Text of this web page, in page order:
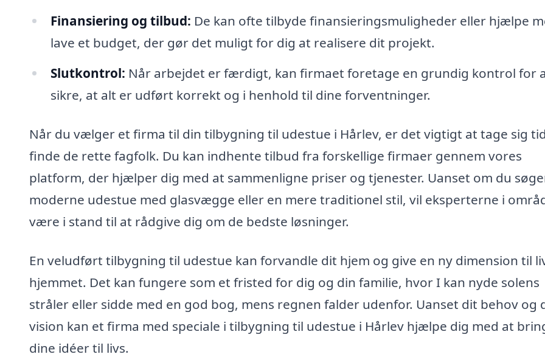
Finansiering og tilbud: De kan ofte tilbyde finansieringsmuligheder eller hjælpe
lave et budget, der gør det muligt for dig at realisere dit projekt.
Slutkontrol: Når arbejdet er færdigt, kan firmaet foretage en grundig kontrol for
sikre, at alt er udført korrekt og i henhold til dine forventninger.
Når du vælger et firma til din tilbygning til udestue i Hårlev, er det vigtigt at tage sig
finde de rette fagfolk. Du kan indhente tilbud fra forskellige firmaer gennem vores
platform, der hjælper dig med at sammenligne priser og tjenester. Uanset om du
moderne udestue med glasvægge eller en mere traditionel stil, vil eksperterne i
være i stand til at rådgive dig om de bedste løsninger.
En veludført tilbygning til udestue kan forvandle dit hjem og give en ny dimension til
hjemmet. Det kan fungere som et fristed for dig og din familie, hvor I kan nyde solens
stråler eller sidde med en god bog, mens regnen falder udenfor. Uanset dit behov og
vision kan et firma med speciale i tilbygning til udestue i Hårlev hjælpe dig med at
dine idéer til livs.